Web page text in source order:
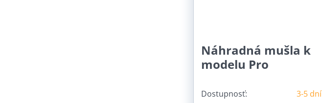
Náhradná mušla k
modelu Pro
Dostupnosť: 3-5 dní